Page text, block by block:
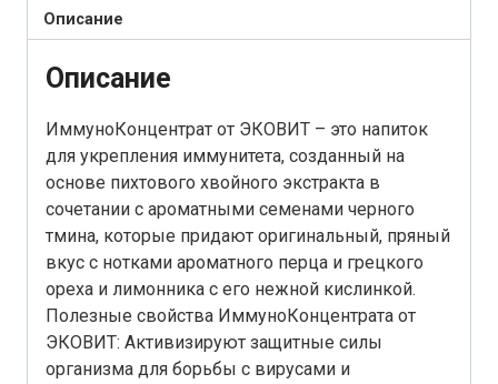
Описание
Описание
ИммуноКонцентрат от ЭКОВИТ – это напиток
для укрепления иммунитета, созданный на
основе пихтового хвойного экстракта в
сочетании с ароматными семенами черного
тмина, которые придают оригинальный, пряный
вкус с нотками ароматного перца и грецкого
ореха и лимонника с его нежной кислинкой.
Полезные свойства ИммуноКонцентрата от
ЭКОВИТ: Активизируют защитные силы
организма для борьбы с вирусами и